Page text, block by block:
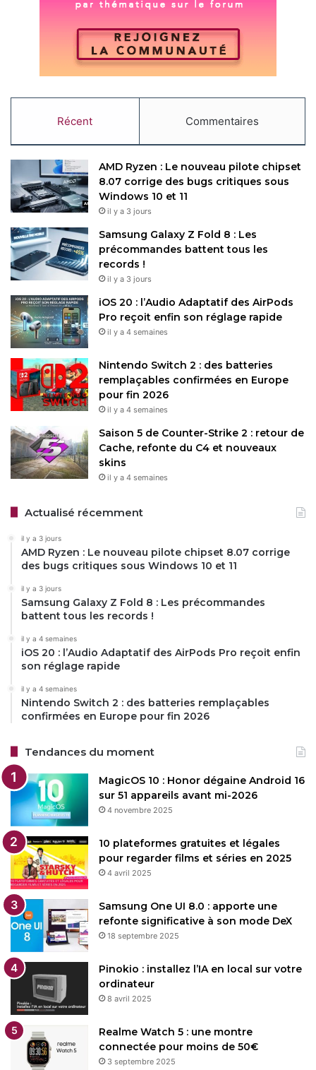
Copy URL
Récent Commentaires
AMD Ryzen : Le nouveau pilote chipset
8.07 corrige des bugs critiques sous
Windows 10 et 11
il y a 3 jours
Samsung Galaxy Z Fold 8 : Les
précommandes battent tous les
records !
il y a 3 jours
iOS 20 : l’Audio Adaptatif des AirPods
Pro reçoit enfin son réglage rapide
il y a 4 semaines
Nintendo Switch 2 : des batteries
remplaçables confirmées en Europe
pour fin 2026
il y a 4 semaines
Saison 5 de Counter-Strike 2 : retour de
Cache, refonte du C4 et nouveaux
skins
il y a 4 semaines
Actualisé récemment
il y a 3 jours
AMD Ryzen : Le nouveau pilote chipset 8.07 corrige
des bugs critiques sous Windows 10 et 11
il y a 3 jours
Samsung Galaxy Z Fold 8 : Les précommandes
battent tous les records !
il y a 4 semaines
iOS 20 : l’Audio Adaptatif des AirPods Pro reçoit enfin
son réglage rapide
il y a 4 semaines
Nintendo Switch 2 : des batteries remplaçables
confirmées en Europe pour fin 2026
Tendances du moment
MagicOS 10 : Honor dégaine Android 16
sur 51 appareils avant mi-2026
4 novembre 2025
10 plateformes gratuites et légales
pour regarder films et séries en 2025
4 avril 2025
Samsung One UI 8.0 : apporte une
refonte significative à son mode DeX
18 septembre 2025
Pinokio : installez l’IA en local sur votre
ordinateur
8 avril 2025
Realme Watch 5 : une montre
connectée pour moins de 50€
3 septembre 2025